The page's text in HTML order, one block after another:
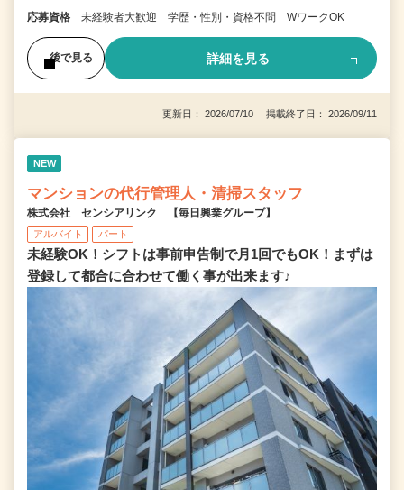
応募資格 未経験者大歓迎 学歴・性別・資格不問 WワークOK
後で見る 詳細を見る
更新日： 2026/07/10 掲載終了日： 2026/09/11
NEW
マンションの代行管理人・清掃スタッフ
株式会社 センシアリンク 【毎日興業グループ】
アルバイト パート
未経験OK！シフトは事前申告制で月1回でもOK！まずは
登録して都合に合わせて働く事が出来ます♪